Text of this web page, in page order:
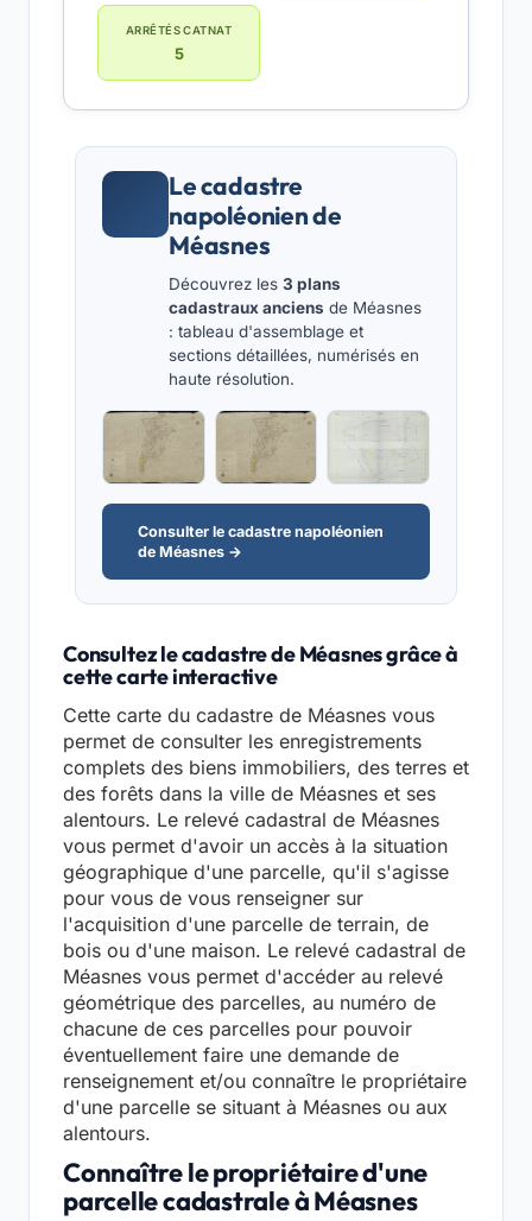
ARRÊTÉS CATNAT
5
Le cadastre
napoléonien de
Méasnes
Découvrez les 3 plans
cadastraux anciens de Méasnes
: tableau d'assemblage et
sections détaillées, numérisés en
haute résolution.
Consulter le cadastre napoléonien
de Méasnes →
Consultez le cadastre de Méasnes grâce à
cette carte interactive
Cette carte du cadastre de Méasnes vous
permet de consulter les enregistrements
complets des biens immobiliers, des terres et
des forêts dans la ville de Méasnes et ses
alentours. Le relevé cadastral de Méasnes
vous permet d'avoir un accès à la situation
géographique d'une parcelle, qu'il s'agisse
pour vous de vous renseigner sur
l'acquisition d'une parcelle de terrain, de
bois ou d'une maison. Le relevé cadastral de
Méasnes vous permet d'accéder au relevé
géométrique des parcelles, au numéro de
chacune de ces parcelles pour pouvoir
éventuellement faire une demande de
renseignement et/ou connaître le propriétaire
d'une parcelle se situant à Méasnes ou aux
alentours.
Connaître le propriétaire d'une
parcelle cadastrale à Méasnes